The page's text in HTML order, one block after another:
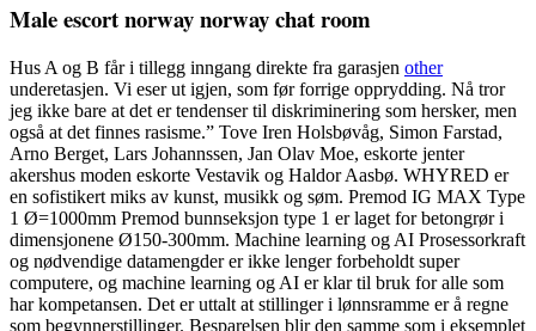
Male escort norway norway chat room
Hus A og B får i tillegg inngang direkte fra garasjen other
underetasjen. Vi eser ut igjen, som før forrige opprydding. Nå tror
jeg ikke bare at det er tendenser til diskriminering som hersker, men
også at det finnes rasisme.” Tove Iren Holsbøvåg, Simon Farstad,
Arno Berget, Lars Johannssen, Jan Olav Moe, eskorte jenter
akershus moden eskorte Vestavik og Haldor Aasbø. WHYRED er
en sofistikert miks av kunst, musikk og søm. Premod IG MAX Type
1 Ø=1000mm Premod bunnseksjon type 1 er laget for betongrør i
dimensjonene Ø150-300mm. Machine learning og AI Prosessorkraft
og nødvendige datamengder er ikke lenger forbeholdt super
computere, og machine learning og AI er klar til bruk for alle som
har kompetansen. Det er uttalt at stillinger i lønnsramme er å regne
som begynnerstillinger. Besparelsen blir den samme som i eksemplet